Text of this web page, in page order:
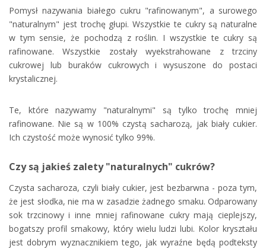
Pomysł nazywania białego cukru "rafinowanym", a surowego
"naturalnym" jest trochę głupi. Wszystkie te cukry są naturalne
w tym sensie, że pochodzą z roślin. I wszystkie te cukry są
rafinowane. Wszystkie zostały wyekstrahowane z trzciny
cukrowej lub buraków cukrowych i wysuszone do postaci
krystalicznej.
Te, które nazywamy "naturalnymi" są tylko trochę mniej
rafinowane. Nie są w 100% czystą sacharozą, jak biały cukier.
Ich czystość może wynosić tylko 99%.
Czy są jakieś zalety "naturalnych" cukrów?
Czysta sacharoza, czyli biały cukier, jest bezbarwna - poza tym,
że jest słodka, nie ma w zasadzie żadnego smaku. Odparowany
sok trzcinowy i inne mniej rafinowane cukry mają cieplejszy,
bogatszy profil smakowy, który wielu ludzi lubi. Kolor kryształu
jest dobrym wyznacznikiem tego, jak wyraźne będą podteksty